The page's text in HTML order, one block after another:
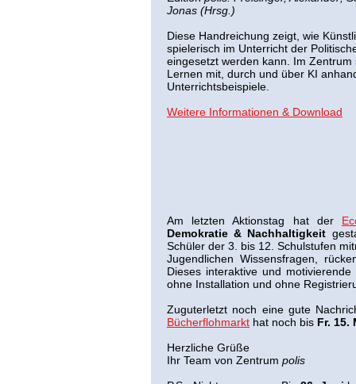
Jonas (Hrsg.)
Diese Handreichung zeigt, wie
spielerisch im Unterricht der
eingesetzt werden kann. Im Zentrum
Lernen mit, durch und über KI
Unterrichtsbeispiele.
Weitere Informationen & Download
Am letzten Aktionstag hat der
Demokratie & Nachhaltigkeit
Schüler der 3. bis 12. Schulstufen
Jugendlichen Wissensfragen,
Dieses interaktive und
ohne Installation und ohne
Zuguterletzt noch eine gute
Bücherflohmarkt hat noch bis Fr. 15.
Herzliche Grüße
Ihr Team von Zentrum polis